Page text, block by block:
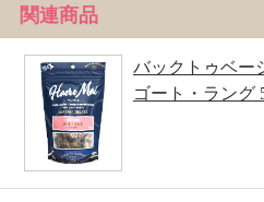
関連商品
バックトゥベー
ゴート・ラング